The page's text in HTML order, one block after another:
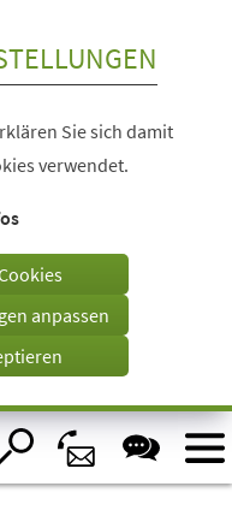
Sie sich damit
verwendet.
anpassen